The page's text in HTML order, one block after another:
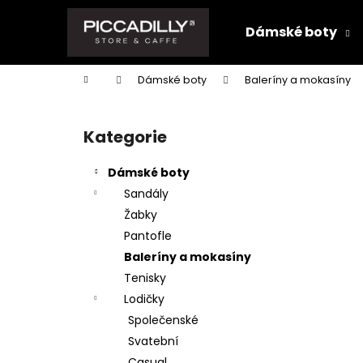
Dámské boty
Domů Dámské boty Baleríny a mokasíny
Přeskočit
kategorie
Kategorie
Dámské boty
Sandály
Žabky
Pantofle
Baleríny a mokasíny
Tenisky
Lodičky
Společenské
Svatební
í
do
do